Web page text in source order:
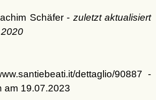
Schäfer - zuletzt aktualisiert
dettaglio/90887 -
am 19.07.2023